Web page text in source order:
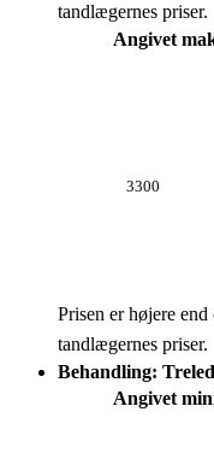
tandlægernes priser.
Angivet
3300
Prisen er højere end
tandlægernes priser.
Behandling:
Angivet